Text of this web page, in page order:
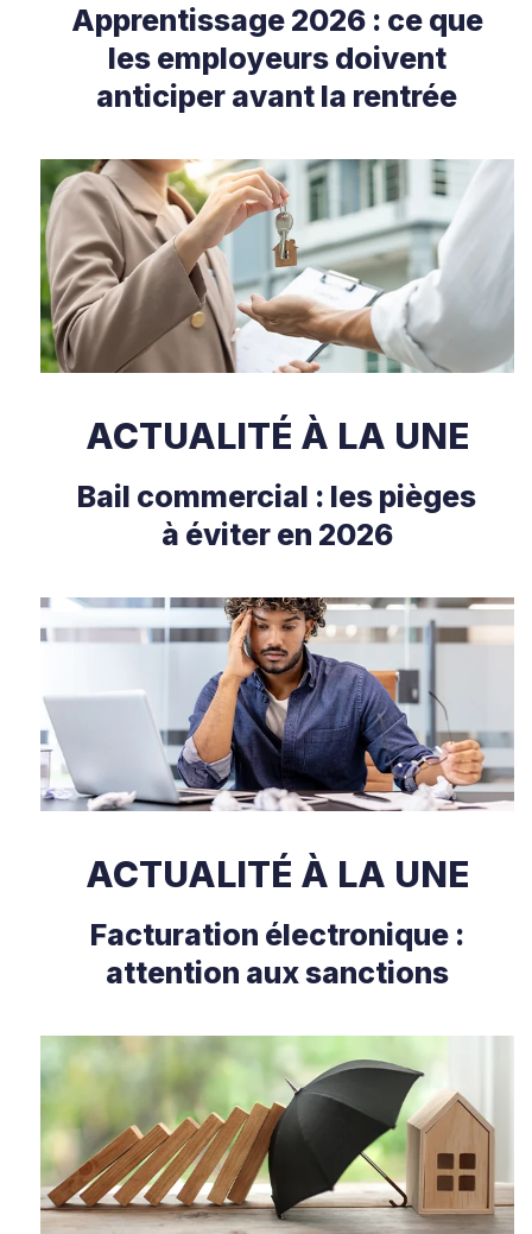
Apprentissage 2026 : ce que
les employeurs doivent
anticiper avant la rentrée
ACTUALITÉ À LA UNE
Bail commercial : les pièges
à éviter en 2026
ACTUALITÉ À LA UNE
Facturation électronique :
attention aux sanctions